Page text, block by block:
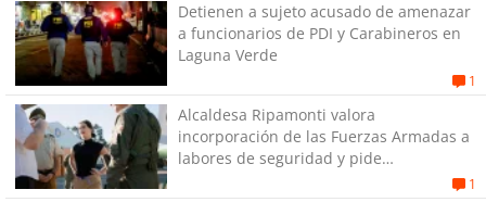
Detienen a sujeto acusado de amenazar
a funcionarios de PDI y Carabineros en
Laguna Verde
1
Alcaldesa Ripamonti valora
incorporación de las Fuerzas Armadas a
labores de seguridad y pide
1